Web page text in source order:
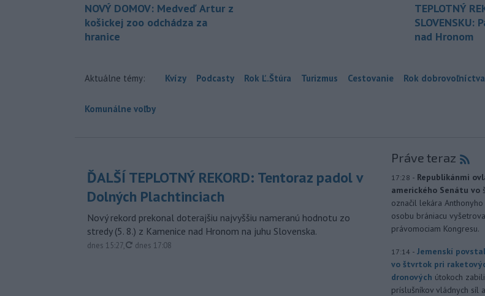
NOVÝ DOMOV: Medveď Artur z
košickej zoo odchádza za
hranice
TEPLOTNÝ
SLOVENSKU:
nad Hronom
Aktuálne témy: Kvízy Podcasty Rok Ľ.Štúra Turizmus Cestovanie Rok dobrovoľníctva
Komunálne voľby
ĎALŠÍ TEPLOTNÝ REKORD: Tentoraz padol v
Dolných Plachtinciach
Nový rekord prekonal doterajšiu najvyššiu nameranú hodnotu zo
stredy (5. 8.) z Kamenice nad Hronom na juhu Slovenska.
dnes 15:27, aktualizované
dnes 17:08
Práve teraz
17:28 - Republikánmi
amerického Senátu vo
označil lekára Anthonyho
osobu brániacu
právomociam Kongresu.
17:14 - Jemenskí
vo štvrtok pri
dronových útokoch
príslušníkov vládnych síl